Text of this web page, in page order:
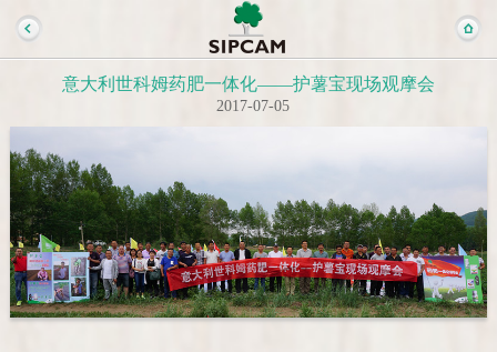
意大利世科姆药肥一体化——护薯宝现场观摩会
2017-07-05